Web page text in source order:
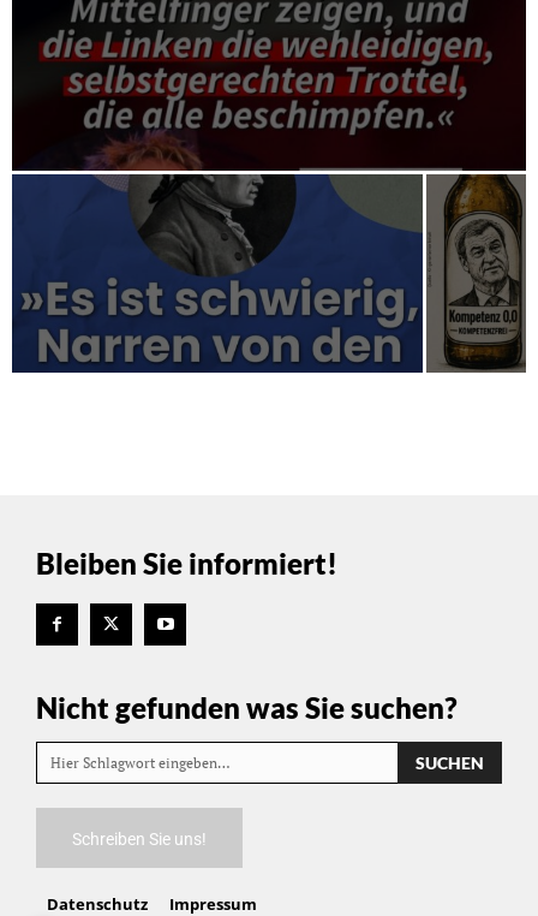
Bleiben Sie informiert!
Nicht gefunden was Sie suchen?
Hier Schlagwort eingeben… SUCHEN
Schreiben Sie uns!
Datenschutz Impressum